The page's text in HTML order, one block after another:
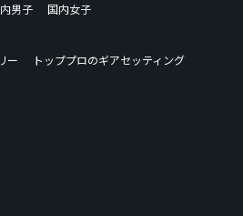
男子
国内女子
ー
トッププロのギアセッティング